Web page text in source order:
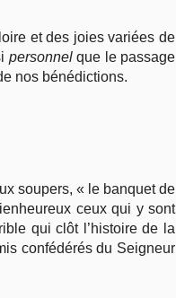
et des joies variées de
personnelque le passage
nos bénédictions.
soupers, « le banquet de
ceux qui y sont
qui clôt l’histoire de la
confédérés du Seigneur